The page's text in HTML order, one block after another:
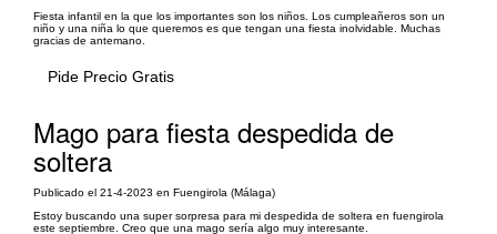
Fiesta infantil en la que los importantes son los niños. Los cumpleañeros son un
niño y una niña lo que queremos es que tengan una fiesta inolvidable. Muchas
gracias de antemano.
Pide Precio Gratis
Mago para fiesta despedida de
soltera
Publicado el 21-4-2023 en Fuengirola (Málaga)
Estoy buscando una super sorpresa para mi despedida de soltera en fuengirola
este septiembre. Creo que una mago sería algo muy interesante.